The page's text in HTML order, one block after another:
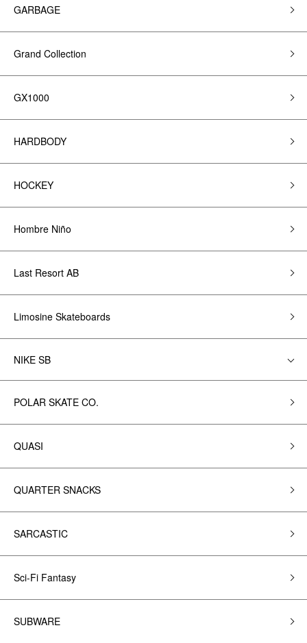
GARBAGE
Grand Collection
GX1000
HARDBODY
HOCKEY
Hombre Niño
Last Resort AB
Limosine Skateboards
NIKE SB
POLAR SKATE CO.
QUASI
QUARTER SNACKS
SARCASTIC
Sci-Fi Fantasy
SUBWARE